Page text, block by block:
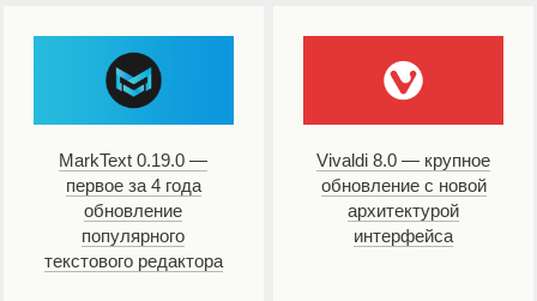
MarkText 0.19.0 —
первое за 4 года
обновление
популярного
текстового редактора
Vivaldi 8.0 — крупное
обновление с новой
архитектурой
интерфейса